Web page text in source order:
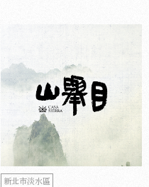
新北市淡水區